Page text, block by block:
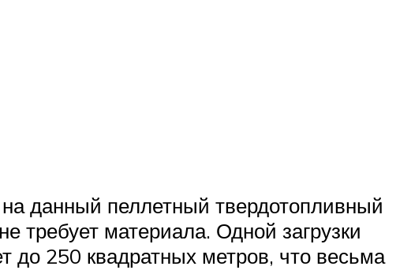
данный пеллетный твердотопливный
требует материала. Одной загрузки
до 250 квадратных метров, что весьма